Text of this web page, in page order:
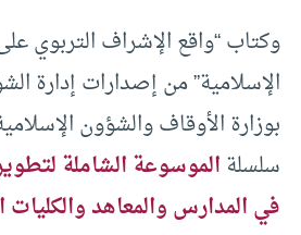
وكتاب “واقع الإشراف التربوي
الإسلامية” من إصدارات إدارة
بوزارة الأوقاف والشؤون
سلسلةالموسوعة الشاملة
في المدارس والمعاهد والكليات